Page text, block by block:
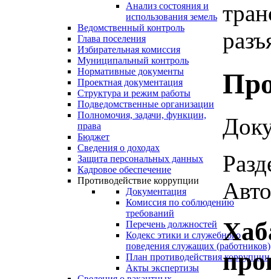
Анализ состояния и
использования земель
Ведомственный контроль
Глава поселения
Избирательная комиссия
Муниципальный контроль
Нормативные документы
Проектная документация
Структура и режим работы
Подведомственные организации
Полномочия, задачи, функции,
права
Бюджет
Сведения о доходах
Защита персональных данных
Кадровое обеспечение
Противодействие коррупции
Документация
Комиссия по соблюдению
требований
Перечень должностей
Кодекс этики и служебного
поведения служащих (работников)
План противодействия коррупции
Акты экспертизы